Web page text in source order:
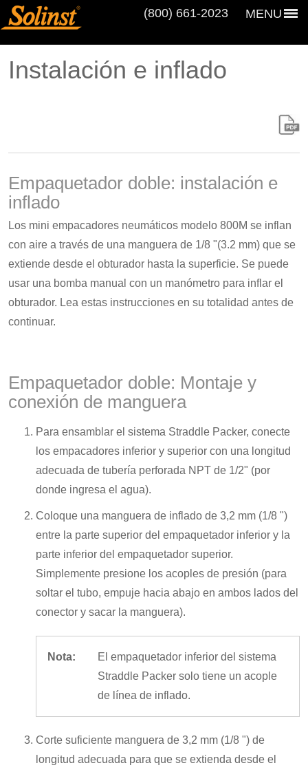
MENU
(800) 661‑2023
Instalación e inflado
Empaquetador doble: instalación e
inflado
Los mini empacadores neumáticos modelo 800M se inflan
con aire a través de una manguera de 1/8 "(3.2 mm) que se
extiende desde el obturador hasta la superficie. Se puede
usar una bomba manual con un manómetro para inflar el
obturador. Lea estas instrucciones en su totalidad antes de
continuar.
Empaquetador doble: Montaje y
conexión de manguera
Para ensamblar el sistema Straddle Packer, conecte
los empacadores inferior y superior con una longitud
adecuada de tubería perforada NPT de 1/2" (por
donde ingresa el agua).
Coloque una manguera de inflado de 3,2 mm (1/8 ")
entre la parte superior del empaquetador inferior y la
parte inferior del empaquetador superior.
Simplemente presione los acoples de presión (para
soltar el tubo, empuje hacia abajo en ambos lados del
conector y sacar la manguera).
Nota:
El empaquetador inferior del sistema
Straddle Packer solo tiene un acople
de línea de inflado.
Corte suficiente manguera de 3,2 mm (1/8 ") de
longitud adecuada para que se extienda desde el